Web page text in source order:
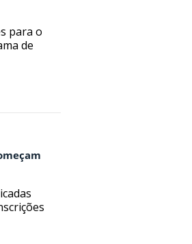
para o
de